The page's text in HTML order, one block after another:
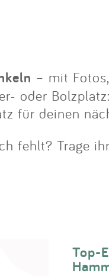
Anmelden
– mit
oder
für deinen
fehlt? Trage
Top-